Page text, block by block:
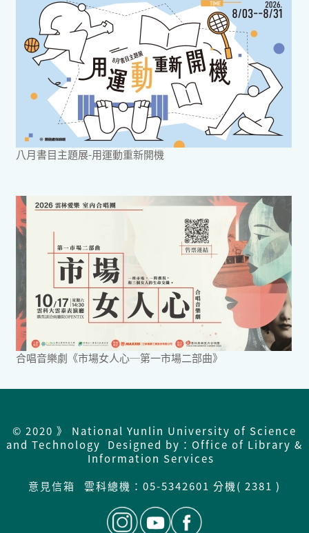
八月書目主題展-用運動重新開機
合唱音樂劇《市場女人心─第一市場二部曲》
© 2020 》 National Yunlin University of Science
and Technology Designed by：Office of Library &
Information Services
意見信箱
雲科總機： 05-5342601 分機( 2381 )